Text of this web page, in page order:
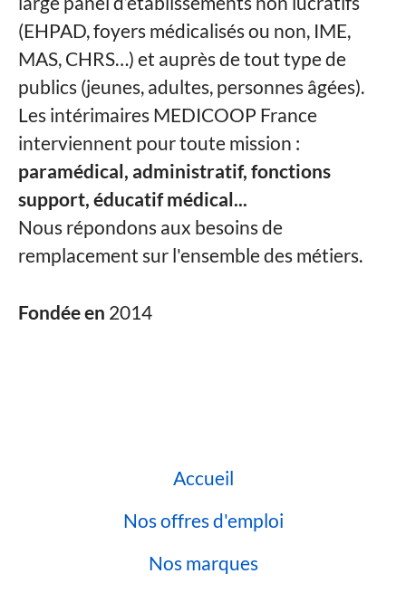
(EHPAD, foyers médicalisés ou non, IME,
MAS, CHRS…) et auprès de tout type de
publics (jeunes, adultes, personnes âgées).
Les intérimaires MEDICOOP France
interviennent pour toute mission :
paramédical, administratif, fonctions
support, éducatif médical...
Nous répondons aux besoins de
remplacement sur l'ensemble des métiers.
Fondée en 2014
Accueil
Nos offres d'emploi
Nos marques